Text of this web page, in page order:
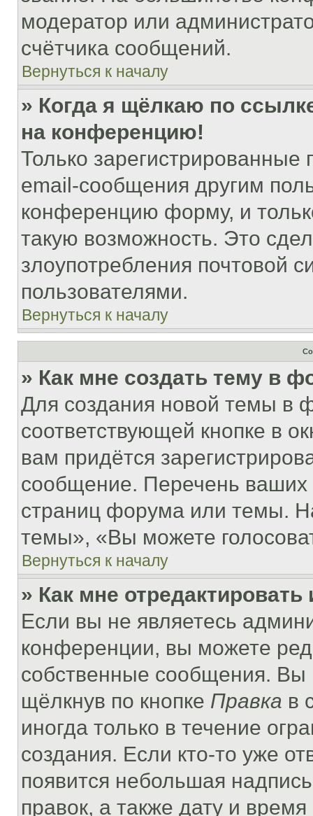
модератор или
счётчика сообщений.
Вернуться к началу
» Когда я щёлкаю по
на конференцию!
Только зарегистрированные
email-сообщения другим
конференцию форму, и
такую возможность. Это
злоупотребления почтовой
пользователями.
Вернуться к началу
» Как мне создать тему в
Для создания новой темы в
соответствующей кнопке в
вам придётся
сообщение. Перечень ваших
страниц форума или темы.
темы», «Вы можете
Вернуться к началу
» Как мне
Если вы не являетесь
конференции, вы можете
собственные сообщения. Вы
щёлкнув по кнопке Правка в
иногда только в течение
создания. Если кто-то уже
появится небольшая
правок, а также дату и